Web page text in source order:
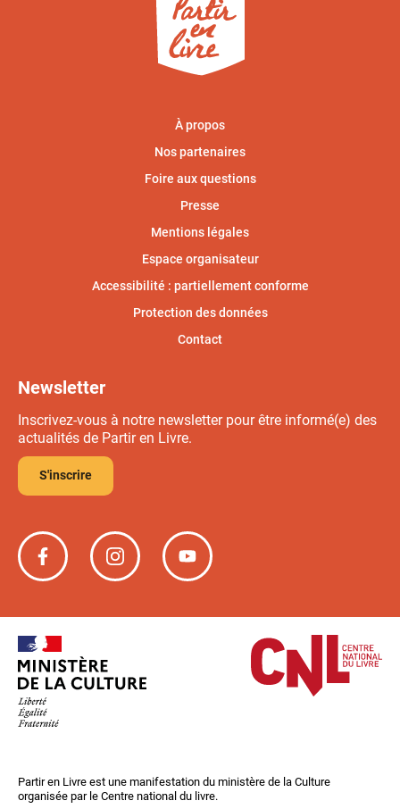
À propos
Nos partenaires
Foire aux questions
Presse
Mentions légales
Espace organisateur
Accessibilité : partiellement conforme
Protection des données
Contact
Newsletter
Inscrivez-vous à notre newsletter pour être informé(e) des
actualités de Partir en Livre.
S'inscrire
Partir
en
sur
Facebook
Partir
en
sur
Partir
en
sur
Partir en Livre est une manifestation du ministère de la Culture
organisée par le Centre national du livre.